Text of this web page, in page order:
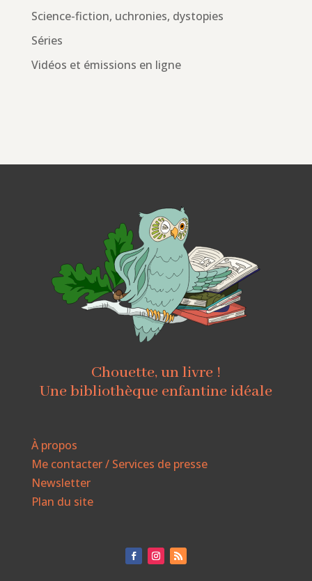
Science-fiction, uchronies, dystopies
Séries
Vidéos et émissions en ligne
Chouette, un livre !
Une bibliothèque enfantine idéale
À propos
Me contacter / Services de presse
Newsletter
Plan du site